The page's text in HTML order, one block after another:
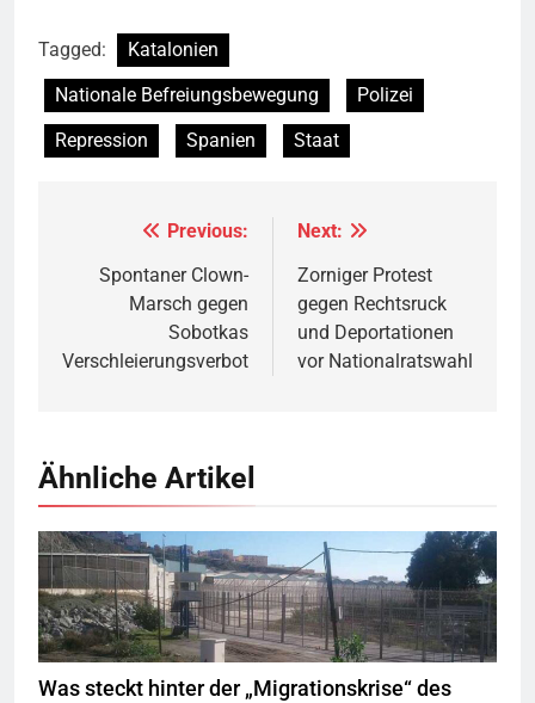
Tagged:
Katalonien
Nationale Befreiungsbewegung
Polizei
Repression
Spanien Staat
Beitragsnavigation
Previous:
Spontaner Clown-
Marsch gegen
Sobotkas
Verschleierungsverbot
Next:
Zorniger Protest
gegen Rechtsruck
und Deportationen
vor Nationalratswahl
Ähnliche Artikel
Valla de la Frontera zwischen Ceuta und Marokko.Quelle©
Xemenendura, CA-
BY-SA-3.0
Was steckt hinter der „Migrationskrise“ des